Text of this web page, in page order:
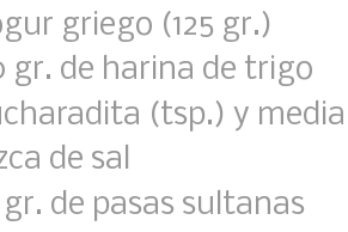
griego (125 gr.)
gr. de harina de trigo
(tsp.) y
de sal
gr. de pasas sultanas